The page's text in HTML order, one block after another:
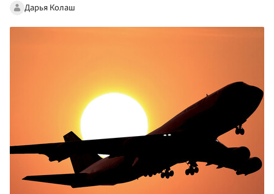
Дарья Колаш